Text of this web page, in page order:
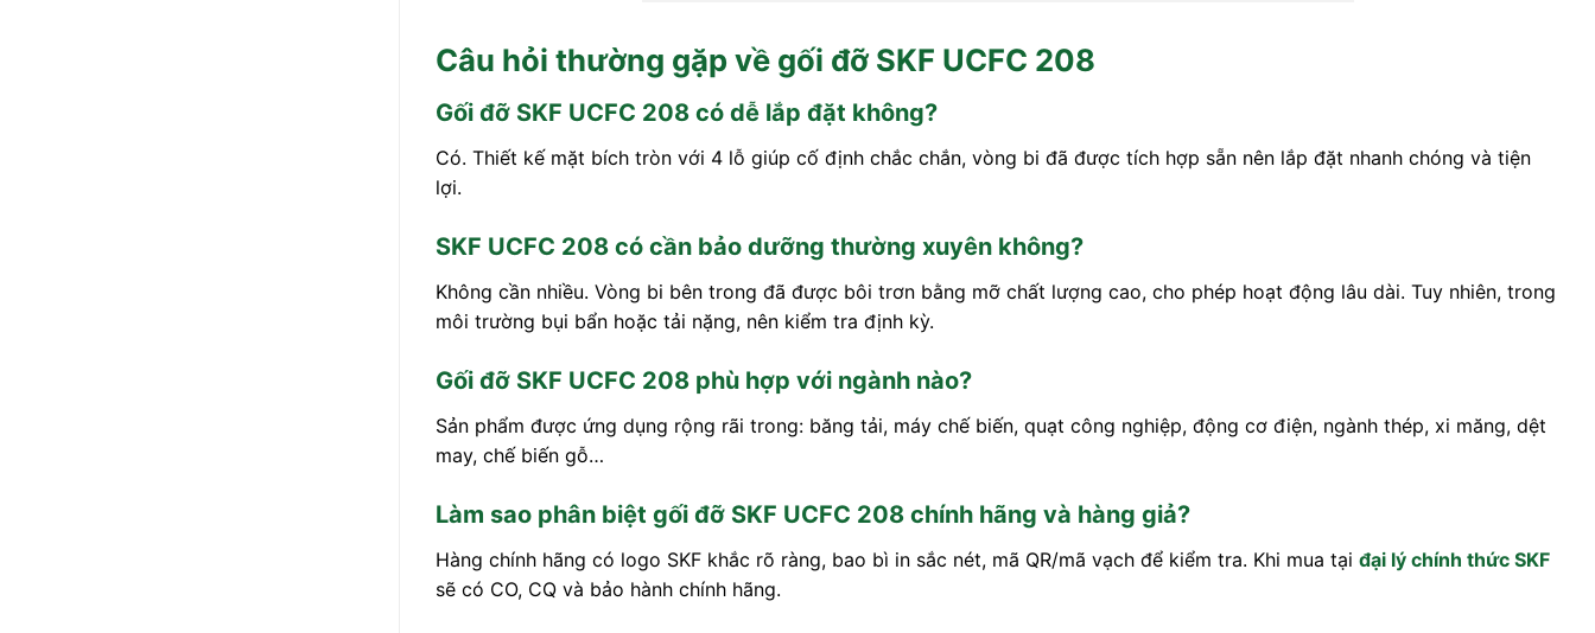
Câu hỏi thường gặp về gối đỡ SKF UCFC 208
Gối đỡ SKF UCFC 208 có dễ lắp đặt không?
Có. Thiết kế mặt bích tròn với 4 lỗ giúp cố định chắc chắn, vòng bi đã được tích hợp sẵn nên lắp đặt nhanh chóng và tiện
lợi.
SKF UCFC 208 có cần bảo dưỡng thường xuyên không?
Không cần nhiều. Vòng bi bên trong đã được bôi trơn bằng mỡ chất lượng cao, cho phép hoạt động lâu dài. Tuy nhiên, trong
môi trường bụi bẩn hoặc tải nặng, nên kiểm tra định kỳ.
Gối đỡ SKF UCFC 208 phù hợp với ngành nào?
Sản phẩm được ứng dụng rộng rãi trong: băng tải, máy chế biến, quạt công nghiệp, động cơ điện, ngành thép, xi măng, dệt
may, chế biến gỗ…
Làm sao phân biệt gối đỡ SKF UCFC 208 chính hãng và hàng giả?
Hàng chính hãng có logo SKF khắc rõ ràng, bao bì in sắc nét, mã QR/mã vạch để kiểm tra. Khi mua tại đại lý chính thức SKF
sẽ có CO, CQ và bảo hành chính hãng.